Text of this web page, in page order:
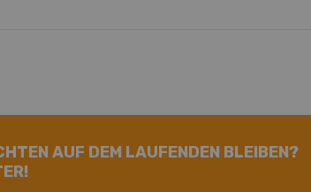
AUF DEM LAUFENDEN BLEIBEN?